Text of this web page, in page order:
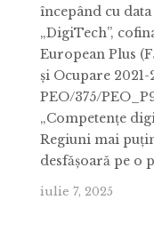
începând cu
„DigiTech”,
European Plus
și Ocupare
PEO/375/
„Competențe
Regiuni mai
desfășoară pe o
iulie 7, 2025